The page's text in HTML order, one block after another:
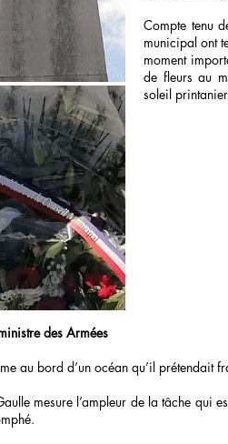
Compte tenu
municipal ont
moment
de fleurs au
soleil
des Armées
au bord d’un océan qu’il prétendait
mesure l’ampleur de la tâche qui